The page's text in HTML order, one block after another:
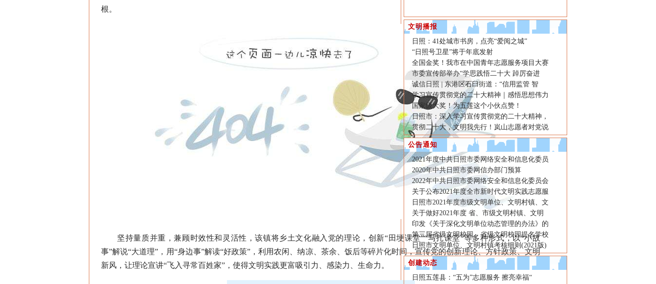
根。
坚持量质并重，兼顾时效性和灵活性，该镇将乡土文化融入党的理论，创新“田埂课堂”“马扎课堂”等多种形式，以“小故
事”解说“大道理”，用“身边事”解读“好政策”，利用农闲、纳凉、茶余、饭后等碎片化时间，宣传党的创新理论、方针政策、文明
新风，让理论宣讲“飞入寻常百姓家”，使得文明实践更富吸引力、感染力、生命力。
文明播报
日照：41处城市书房，点亮“爱阅之城”
“日照号卫星”将于年底发射
全国金奖！我市在中国青年志愿服务项目大赛
市委宣传部举办“学思践悟二十大 踔厉奋进
诚信日照 | 东港区石臼街道：“信用监管 智
学习宣传贯彻党的二十大精神｜感悟思想伟力
国家级大奖！为五莲这个小伙点赞！
日照市：深入学习宣传贯彻党的二十大精神，
贯彻二十大，文明我先行！岚山志愿者对党说
公告通知
2021年度中共日照市委网络安全和信息化委员
2020年中共日照市委网信办部门预算
2022年中共日照市委网络安全和信息化委员会
关于公布2021年度全市新时代文明实践志愿服
日照市2021年度市级文明单位、文明村镇、文
关于做好2021年度 省、市级文明村镇、文明
印发《关于深化文明单位动态管理的办法》的
第三届省级文明校园、省级文明校园提名学校
日照市文明单位、文明村镇考核细则(2021版)
创建动态
日照五莲县：“五为”志愿服务 擦亮幸福“